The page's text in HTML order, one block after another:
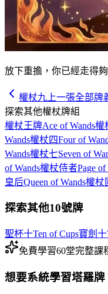
放下重擔，你已經走得
權杖九 上一張全部牌
探索其他權杖牌組
權杖王牌Ace of Wands權
Wands權杖四Four of
Wands權杖七Seven of
of Wands權杖侍者Page of
皇后Queen of Wands權杖
探索其他10號牌
聖杯十Ten of Cups寶劍十
免費學習60堂完整課
想要系統學習塔羅牌